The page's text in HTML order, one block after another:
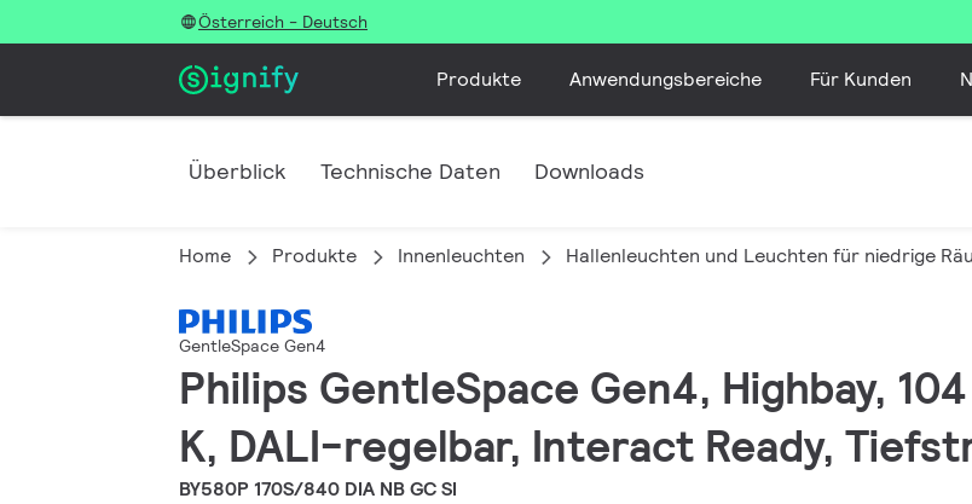
Österreich - Deutsch
Produkte Anwendungsbereiche Für Kunden
Überblick Technische Daten Downloads
Home Produkte Innenleuchten Hallenleuchten und Leuchten für niedrige
GentleSpace Gen4
Philips GentleSpace Gen4, Highbay,
K, DALI-regelbar, Interact Ready,
BY580P 170S/840 DIA NB GC SI